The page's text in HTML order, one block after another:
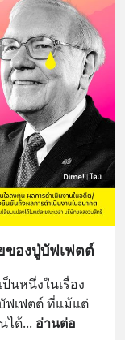
ของปู่บัฟเฟตต์
นหนึ่งในเรื่อง
ฟเฟตต์ ที่แม้แต่
ได้... อ่านต่อ